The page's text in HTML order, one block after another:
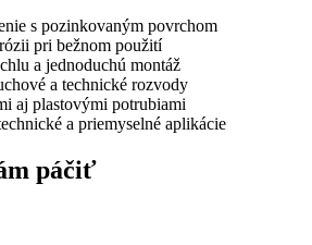
s pozinkovaným povrchom
pri bežnom použití
a jednoduchú montáž
a technické rozvody
aj plastovými potrubiami
a priemyselné aplikácie
páčiť